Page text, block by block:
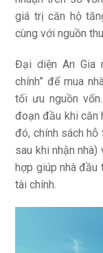
giá trị căn hộ
cùng với nguồn
Đại diện An Gia
chính” để mua
tối ưu nguồn
đoạn đầu khi căn
đó, chính sách
sau khi nhận
hợp giúp nhà đầu
tài chính.